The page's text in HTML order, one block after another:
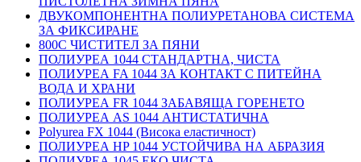
ДВУКОМПОНЕНТНА ПОЛИУРЕТАНОВА СИСТЕМА
ЗА ФИКСИРАНЕ
800C ЧИСТИТЕЛ ЗА ПЯНИ
ПОЛИУРЕА 1044 СТАНДАРТНА, ЧИСТА
ПОЛИУРЕА FA 1044 ЗА КОНТАКТ С ПИТЕЙНА
ВОДА И ХРАНИ
ПОЛИУРЕА FR 1044 ЗАБАВЯЩА ГОРЕНЕТО
ПОЛИУРЕА AS 1044 АНТИСТАТИЧНА
Polyurea FX 1044 (Висока еластичност)
ПОЛИУРЕА HP 1044 УСТОЙЧИВА НА АБРАЗИЯ